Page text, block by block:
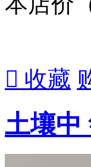
 收藏
土壤中